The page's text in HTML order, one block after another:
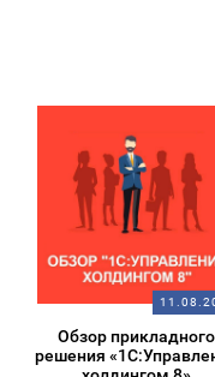
Обзор прикладного
решения